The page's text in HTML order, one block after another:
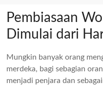
Pembiasaan
Dimulai dari
Mungkin banyak orang
merdeka, bagi sebagian
menjadi penjara dan